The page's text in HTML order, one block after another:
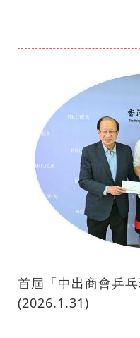
首屆「中出商會乒
(2026.1.31)